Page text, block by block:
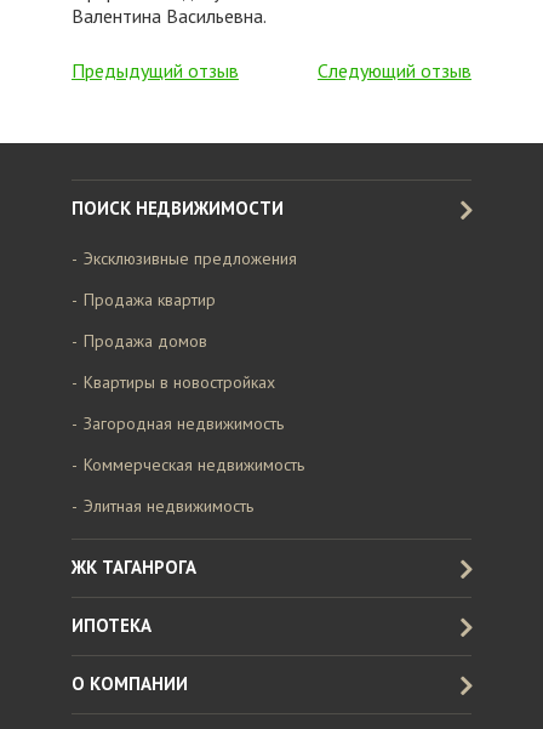
Валентина Васильевна.
Предыдущий отзыв Следующий отзыв
ПОИСК НЕДВИЖИМОСТИ
Эксклюзивные предложения
Продажа квартир
Продажа домов
Квартиры в новостройках
Загородная недвижимость
Коммерческая недвижимость
Элитная недвижимость
ЖК ТАГАНРОГА
ИПОТЕКА
О КОМПАНИИ